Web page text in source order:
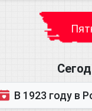
В 1923 году в Ростове-на-Дону